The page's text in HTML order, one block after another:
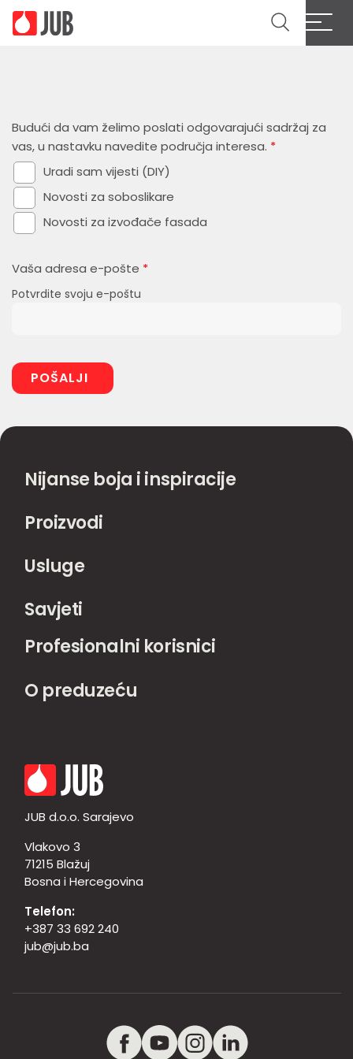
Budući da vam želimo poslati odgovarajući sadržaj za
vas, u nastavku navedite područja interesa. *
Uradi sam vijesti (DIY)
Novosti za soboslikare
Novosti za izvođače fasada
Vaša adresa e-pošte *
Potvrdite svoju e-poštu
Nijanse boja i inspiracije
Proizvodi
Usluge
Savjeti
Profesionalni korisnici
O preduzeću
JUB d.o.o. Sarajevo
Vlakovo 3
71215 Blažuj
Bosna i Hercegovina
Telefon:
+387 33 692 240
jub@jub.ba